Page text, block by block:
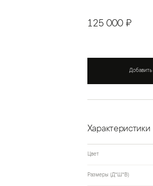
125 000 ₽
Характеристики
Цвет
Размеры (Д*Ш*В)